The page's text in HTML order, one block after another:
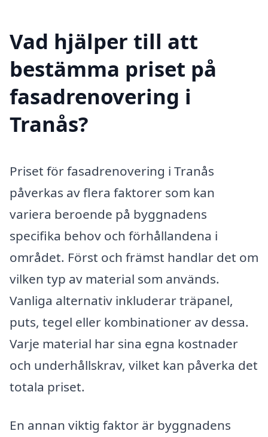
Vad hjälper till att
bestämma priset på
fasadrenovering i
Tranås?
Priset för fasadrenovering i Tranås
påverkas av flera faktorer som kan
variera beroende på byggnadens
specifika behov och förhållandena i
området. Först och främst handlar det om
vilken typ av material som används.
Vanliga alternativ inkluderar träpanel,
puts, tegel eller kombinationer av dessa.
Varje material har sina egna kostnader
och underhållskrav, vilket kan påverka det
totala priset.
En annan viktig faktor är byggnadens